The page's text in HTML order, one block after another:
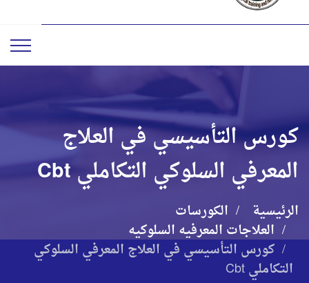
كورس التأسيسي في العلاج
المعرفي السلوكي التكاملي Cbt
الرئيسية
الكورسات
العلاجات المعرفيه السلوكيه
كورس التأسيسي في العلاج المعرفي السلوكي
التكاملي Cbt